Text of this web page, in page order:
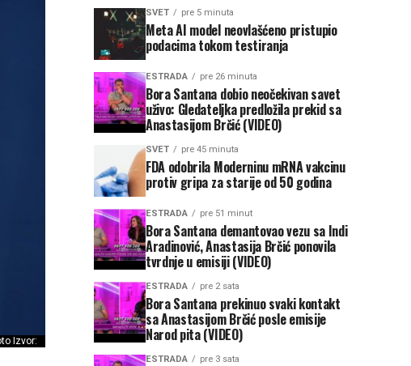
Izvor:
SVET pre 5 minuta
Meta AI model neovlašćeno pristupio
podacima tokom testiranja
ESTRADA pre 26 minuta
Bora Santana dobio neočekivan savet
uživo: Gledateljka predložila prekid sa
Anastasijom Brčić (VIDEO)
SVET pre 45 minuta
FDA odobrila Moderninu mRNA vakcinu
protiv gripa za starije od 50 godina
ESTRADA pre 51 minut
Bora Santana demantovao vezu sa Indi
Aradinović, Anastasija Brčić ponovila
tvrdnje u emisiji (VIDEO)
ESTRADA pre 2 sata
Bora Santana prekinuo svaki kontakt
sa Anastasijom Brčić posle emisije
Narod pita (VIDEO)
ESTRADA pre 3 sata